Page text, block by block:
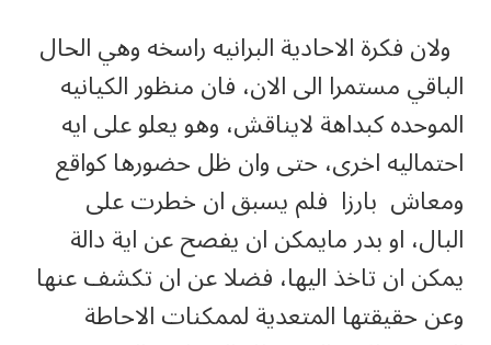
ولان فكرة الاحادية البرانيه راسخه وهي الحال
الباقي مستمرا الى الان، فان منظور الكيانيه
الموحده كبداهة لايناقش، وهو يعلو على ايه
احتماليه اخرى، حتى وان ظل حضورها كواقع
ومعاش بارزا فلم يسبق ان خطرت على
البال، او بدر مايمكن ان يفصح عن اية دالة
يمكن ان تاخذ اليها، فضلا عن ان تكشف عنها
وعن حقيقتها المتعدية لممكنات الاحاطة